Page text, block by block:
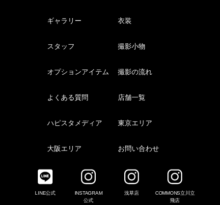
ギャラリー 衣装
スタッフ 撮影小物
オプションアイテム 撮影の流れ
よくある質問 店舗一覧
ハピスタメディア 東京エリア
大阪エリア お問い合わせ
LINE公式
INSTAGRAM
公式
浅草店
COMMONS立川立
飛店